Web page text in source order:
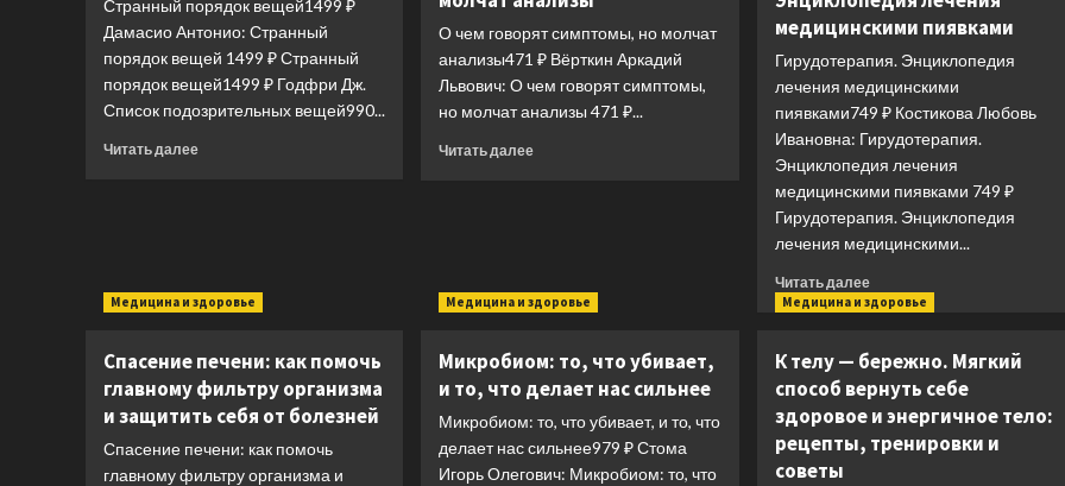
Странный порядок вещей1499 ₽
Дамасио Антонио: Странный
порядок вещей 1499 ₽ Странный
порядок вещей1499 ₽ Годфри Дж.
Список подозрительных вещей990...
Читать далееПрочитать
О чем говорят симптомы, но молчат
анализы471 ₽ Вёрткин Аркадий
Львович: О чем говорят симптомы,
но молчат анализы 471 ₽...
Читать далееПрочитать
но
медицинскими пиявками
Гирудотерапия. Энциклопедия
лечения медицинскими
пиявками749 ₽ Костикова Любовь
Ивановна: Гирудотерапия.
Энциклопедия лечения
медицинскими пиявками 749 ₽
Гирудотерапия. Энциклопедия
лечения медицинскими...
Читать далееПрочитать
больше
Энциклопедия
лечения
медицинскими
пиявками
Медицина и здоровье
Спасение печени: как помочь
главному фильтру организма
и защитить себя от болезней
Спасение печени: как помочь
главному фильтру организма и
Медицина и здоровье
Микробиом: то, что убивает,
и то, что делает нас сильнее
Микробиом: то, что убивает, и то, что
делает нас сильнее979 ₽ Стома
Игорь Олегович: Микробиом: то, что
Медицина и здоровье
К телу — бережно. Мягкий
способ вернуть себе
здоровое и энергичное тело:
рецепты, тренировки и
советы